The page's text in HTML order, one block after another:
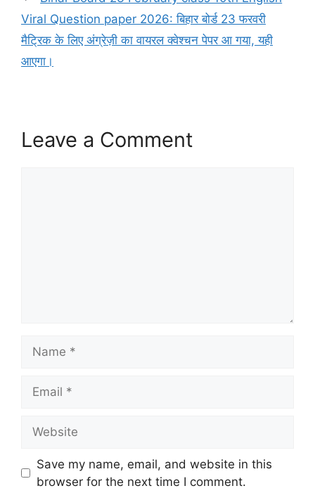
Viral Question paper 2026: बिहार बोर्ड 23 फरवरी
मैट्रिक के लिए अंग्रेज़ी का वायरल क्वेश्चन पेपर आ गया, यही
आएगा।
Leave a Comment
Save my name, email, and website in this
browser for the next time I comment.